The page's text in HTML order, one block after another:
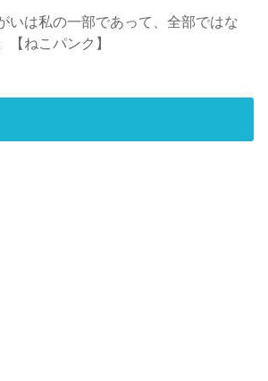
いは私の一部であって、全部ではな
【ねこパンク】